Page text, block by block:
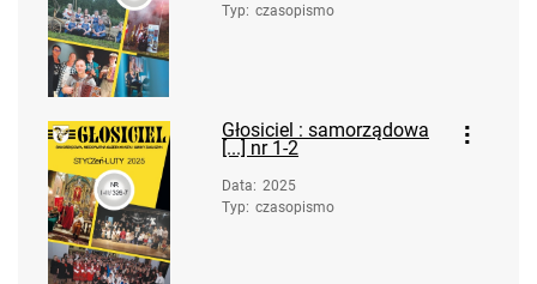
Typ: czasopismo
Głosiciel : samorządowa
[...] nr 1-2
Data: 2025
Typ: czasopismo